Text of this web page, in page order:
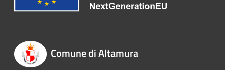
Comune di Altamura